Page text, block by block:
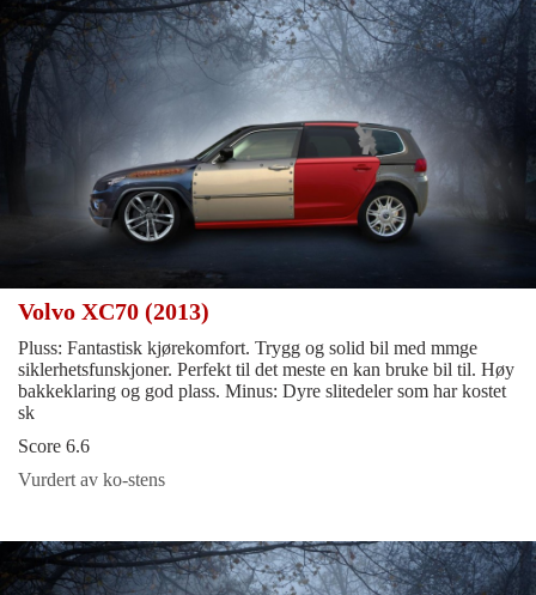
Volvo XC70 (2013)
Pluss: Fantastisk kjørekomfort. Trygg og solid bil med mmge
siklerhetsfunskjoner. Perfekt til det meste en kan bruke bil til. Høy
bakkeklaring og god plass. Minus: Dyre slitedeler som har kostet
sk
Score 6.6
Vurdert av ko-stens